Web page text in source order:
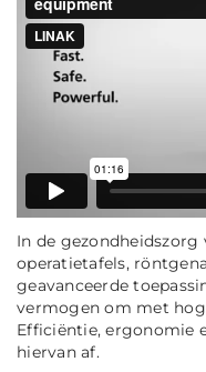
In de
operatietafels,
geavanceerde
vermogen om met
Efficiëntie, ergonomie
hiervan af.